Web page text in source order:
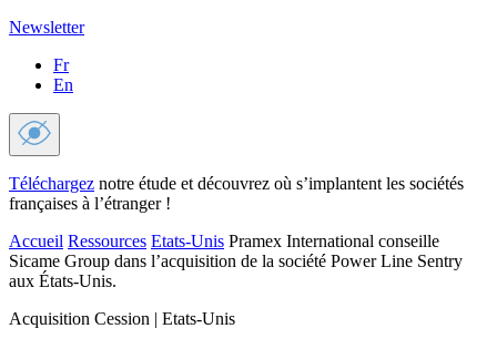
Newsletter
Fr
En
Téléchargez notre étude et découvrez où s’implantent les sociétés
françaises à l’étranger !
Accueil Ressources Etats-Unis Pramex International conseille
Sicame Group dans l’acquisition de la société Power Line Sentry
aux États-Unis.
Acquisition Cession | Etats-Unis